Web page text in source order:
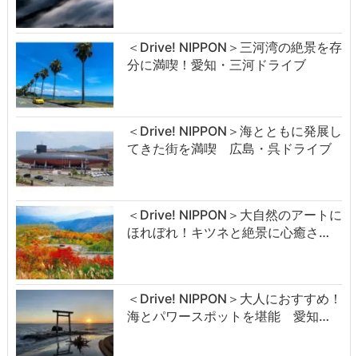
＜Drive! NIPPON＞三河湾の絶景を存
分に満喫！愛知・三河ドライブ
＜Drive! NIPPON＞海とともに発展し
てきた街を満喫 広島・呉ドライブ
＜Drive! NIPPON＞大自然のアートに
ほれぼれ！キツネと絶景に心癒さ…
＜Drive! NIPPON＞大人におすすめ！
海とパワースポットを堪能 愛知…